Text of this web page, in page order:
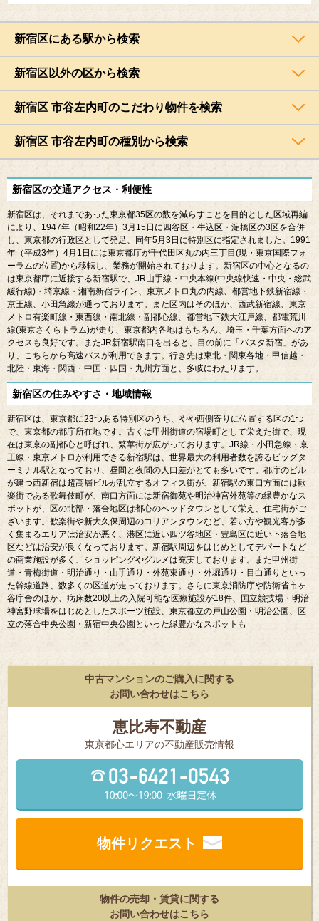
新宿区にある駅から検索
新宿区以外の区から検索
新宿区 市谷左内町のこだわり物件を検索
新宿区 市谷左内町の種別から検索
新宿区の交通アクセス・利便性
新宿区は、それまであった東京都35区の数を減らすことを目的とした区域再編
により、 1947年（昭和22年） 3月 15日に四谷区・牛込区・淀橋区の3区を合併
し、東京都の行政区として発足、同年5月 3日に特別区に指定されました。 1991
年（平成3年） 4月 1日には東京都庁が千代田区丸の内三丁目 (現・東京国際フォ
ーラムの位置)から移転し、業務が開始されております。新宿区の中心となるの
は東京都庁に近接する新宿駅で、 JR山手線・中央本線(中央線快速・中央・総武
緩行線) ・埼京線・湘南新宿ライン、東京メトロ丸の内線、都営地下鉄新宿線・
京王線、小田急線が通っております。また区内はそのほか、西武新宿線、東京
メトロ有楽町線・東西線・南北線・副都心線、都営地下鉄大江戸線、都電荒川
線(東京さくらトラム)が走り、東京都内各地はもちろん、埼玉・千葉方面へのア
クセスも良好です。またJR新宿駅南口を出ると、目の前に「バスタ新宿」があ
り、こちらから高速バスが利用できます。行き先は東北・関東各地・甲信越・
北陸・東海・関西・中国・四国・九州方面と、多岐にわたります。
新宿区の住みやすさ・地域情報
新宿区は、東京都に23つある特別区のうち、やや西側寄りに位置する区の1つ
で、東京都の都庁所在地です。古くは甲州街道の宿場町として栄えた街で、現
在は東京の副都心と呼ばれ、繁華街が広がっております。 JR線・小田急線・京
王線・東京メトロが利用できる新宿駅は、世界最大の利用者数を誇るビッグタ
ーミナル駅となっており、昼間と夜間の人口差がとても多いです。都庁のビル
が建つ西新宿は超高層ビルが乱立するオフィス街が、新宿駅の東口方面には歓
楽街である歌舞伎町が、南口方面には新宿御苑や明治神宮外苑等の緑豊かなス
ポットが、区の北部・落合地区は都心のベッドタウンとして栄え、住宅街がご
ざいます。歓楽街や新大久保周辺のコリアンタウンなど、若い方や観光客が多
く集まるエリアは治安が悪く、港区に近い四ツ谷地区・豊島区に近い下落合地
区などは治安が良くなっております。新宿駅周辺をはじめとしてデパートなど
の商業施設が多く、ショッピングやグルメは充実しております。また甲州街
道・青梅街道・明治通り・山手通り・外苑東通り・外堀通り・目白通りといっ
た幹線道路、数多くの区道が走っております。さらに東京消防庁や防衛省市ヶ
谷庁舎のほか、病床数20以上の入院可能な医療施設が18件、国立競技場・明治
神宮野球場をはじめとしたスポーツ施設、東京都立の戸山公園・明治公園、区
立の落合中央公園・新宿中央公園といった緑豊かなスポットも
中古マンションのご購入に関する
お問い合わせはこちら
恵比寿不動産
東京都⼼エリアの不動産販売情報
物件リクエスト
物件の売却・賃貸に関する
お問い合わせはこちら